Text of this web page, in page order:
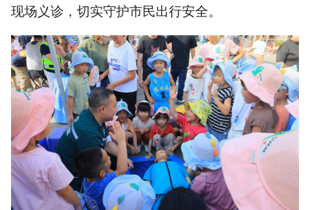
现场义诊，切实守护市民出行安全。